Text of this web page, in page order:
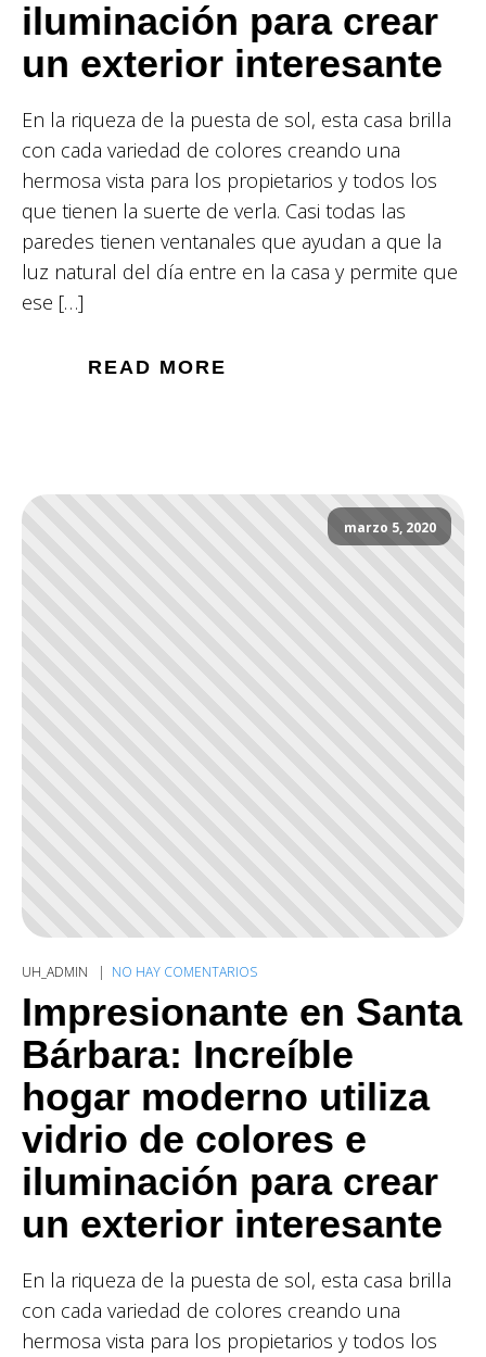
iluminación para crear
un exterior interesante
En la riqueza de la puesta de sol, esta casa brilla
con cada variedad de colores creando una
hermosa vista para los propietarios y todos los
que tienen la suerte de verla. Casi todas las
paredes tienen ventanales que ayudan a que la
luz natural del día entre en la casa y permite que
ese […]
READ MORE
marzo 5, 2020
UH_ADMIN NO HAY COMENTARIOS
Impresionante en Santa
Bárbara: Increíble
hogar moderno utiliza
vidrio de colores e
iluminación para crear
un exterior interesante
En la riqueza de la puesta de sol, esta casa brilla
con cada variedad de colores creando una
hermosa vista para los propietarios y todos los